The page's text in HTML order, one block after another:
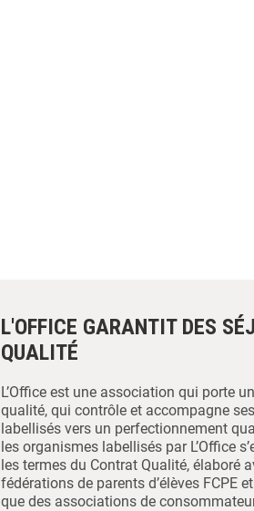
L'OFFICE GARANTIT DES
QUALITÉ
L’Office est une association qui porte
qualité, qui contrôle et accompagne
labellisés vers un perfectionnement
les organismes labellisés par L’Office
les termes du Contrat Qualité, élaboré
fédérations de parents d’élèves FCPE
que des associations de